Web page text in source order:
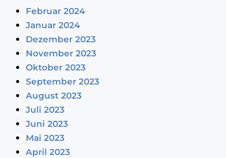
Februar 2024
Januar 2024
Dezember 2023
November 2023
Oktober 2023
September 2023
August 2023
Juli 2023
Juni 2023
Mai 2023
April 2023